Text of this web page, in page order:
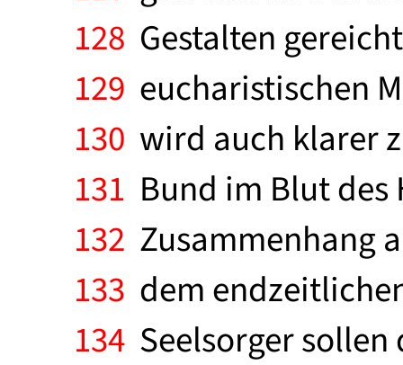
128 Gestalten
129 eucharistischen
130 wird auch klarer
131 Bund im Blut
132 Zusammenhang
133 dem
134 Seelsorger